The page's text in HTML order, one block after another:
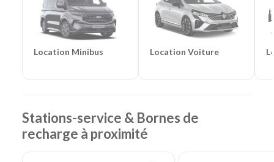
Frigorifiques-Véhicules de société-Camions de
chantier
Location Minibus Location Voiture
Stations-service & Bornes de
recharge à proximité